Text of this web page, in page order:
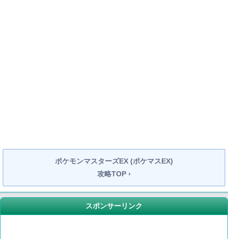
ポケモンマスターズEX (ポケマスEX)
攻略TOP ›
スポンサーリンク